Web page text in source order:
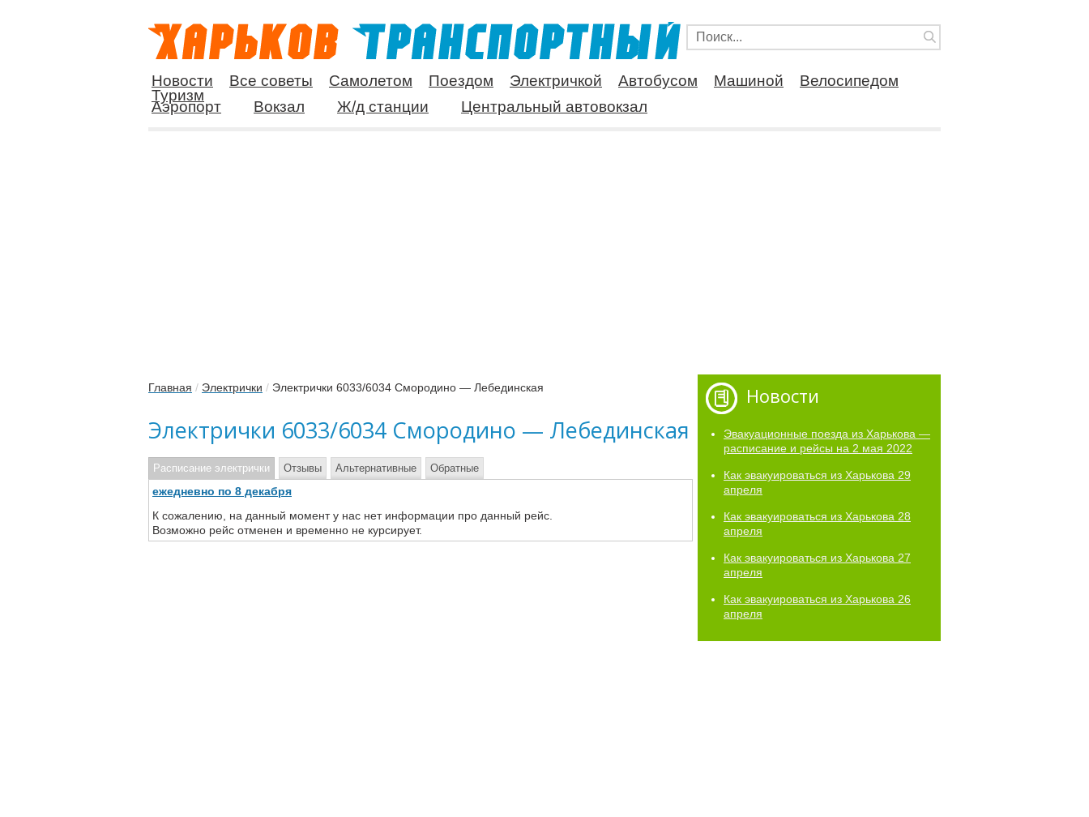
Новости Все советы Самолетом Поездом Электричкой Автобусом Машиной
Велосипедом
Туризм
Аэропорт Вокзал Ж/д станции Центральный автовокзал
Главная / Электрички / Электрички 6033/6034 Смородино — Лебединская
Электрички 6033/6034 Смородино — Лебединская
Расписание электрички
ежедневно по 8 декабря
К сожалению, на данный момент у нас нет информации про данный рейс.
Возможно рейс отменен и временно не курсирует.
Отзывы Альтернативные Обратные
Новости
Эвакуационные поезда из Харькова —
расписание и рейсы на 2 мая 2022
Как эвакуироваться из Харькова 29
апреля
Как эвакуироваться из Харькова 28
апреля
Как эвакуироваться из Харькова 27
апреля
Как эвакуироваться из Харькова 26
апреля